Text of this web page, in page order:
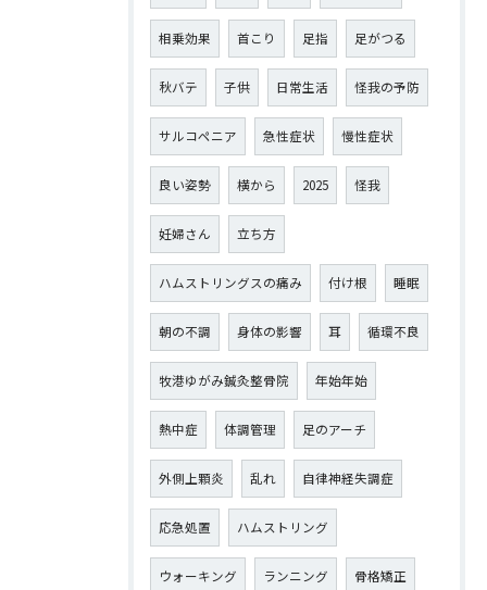
相乗効果 首こり 足指 足がつる
秋バテ 子供 日常生活 怪我の予防
サルコペニア 急性症状 慢性症状
良い姿勢 横から 2025 怪我
妊婦さん 立ち方
ハムストリングスの痛み 付け根 睡眠
朝の不調 身体の影響 耳 循環不良
牧港ゆがみ鍼灸整骨院 年始年始
熱中症 体調管理 足のアーチ
外側上顆炎 乱れ 自律神経失調症
応急処置 ハムストリング
ウォーキング ランニング 骨格矯正